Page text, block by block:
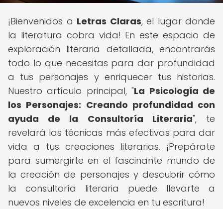
¡Bienvenidos a Letras Claras, el lugar donde
la literatura cobra vida! En este espacio de
exploración literaria detallada, encontrarás
todo lo que necesitas para dar profundidad
a tus personajes y enriquecer tus historias.
Nuestro artículo principal, "La Psicología de
los Personajes: Creando profundidad con
ayuda de la Consultoría Literaria", te
revelará las técnicas más efectivas para dar
vida a tus creaciones literarias. ¡Prepárate
para sumergirte en el fascinante mundo de
la creación de personajes y descubrir cómo
la consultoría literaria puede llevarte a
nuevos niveles de excelencia en tu escritura!